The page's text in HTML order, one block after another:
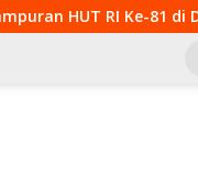
di Desa Pendalian